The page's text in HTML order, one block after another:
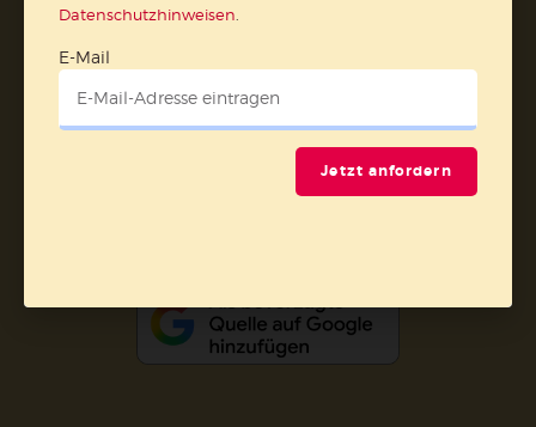
AGB und Widerrufsbelehrung
Vertrag widerrufen
Abo online kündigen
Datenschutzhinweisen
E-Mail
Jetzt anfordern